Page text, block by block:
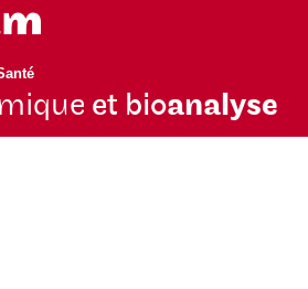
et bioanalyse